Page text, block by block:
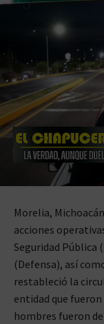
Morelia,
acciones
Seguridad Pública
(Defensa), así
restableció la
entidad que
hombres fueron